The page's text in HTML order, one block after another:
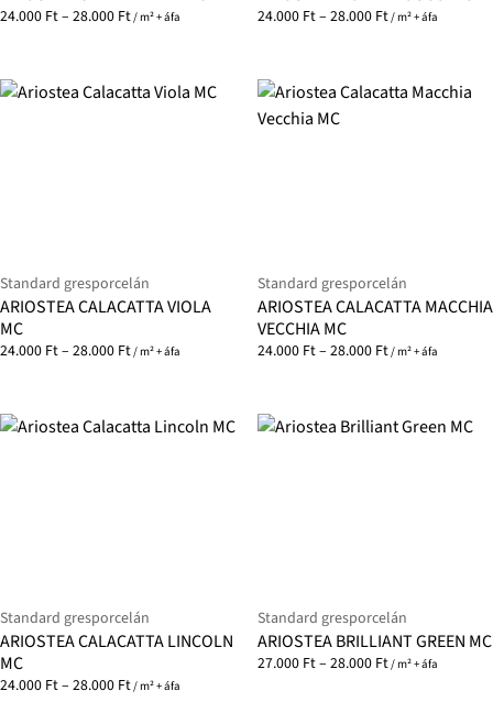
24.000 Ft– 28.000 Ft/ m² + áfa 24.000 Ft– 28.000 Ft/ m² + áfa
Standard gresporcelán
ARIOSTEA CALACATTA VIOLA
MC
24.000 Ft– 28.000 Ft/ m² + áfa
Standard gresporcelán
ARIOSTEA CALACATTA MACCHIA
VECCHIA MC
24.000 Ft– 28.000 Ft/ m² + áfa
Standard gresporcelán
ARIOSTEA CALACATTA LINCOLN
MC
24.000 Ft– 28.000 Ft/ m² + áfa
Standard gresporcelán
ARIOSTEA BRILLIANT GREEN MC
27.000 Ft– 28.000 Ft/ m² + áfa